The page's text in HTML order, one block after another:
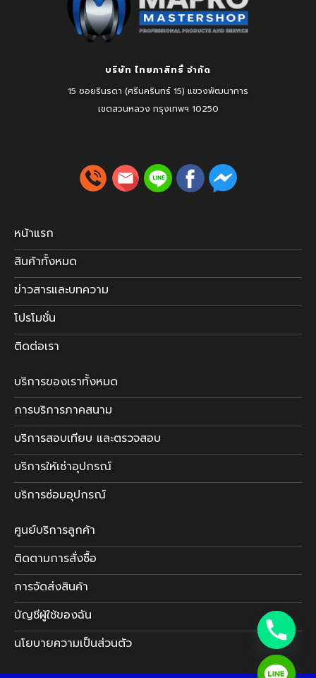
บริษัท ไทยภาสิทธิ์ จำกัด
15 ซอยรินรดา (ศรีนครินทร์ 15) แขวงพัฒนาการ
เขตสวนหลวง กรุงเทพฯ 10250
หน้าแรก
สินค้าทั้งหมด
ข่าวสารและบทความ
โปรโมชั่น
ติดต่อเรา
บริการของเราทั้งหมด
การบริการภาคสนาม
บริการสอบเทียบ และตรวจสอบ
บริการให้เช่าอุปกรณ์
บริการซ่อมอุปกรณ์
ศูนย์บริการลูกค้า
ติดตามการสั่งซื้อ
การจัดส่งสินค้า
บัญชีผู้ใช้ของฉัน
นโยบายความเป็นส่วนตัว